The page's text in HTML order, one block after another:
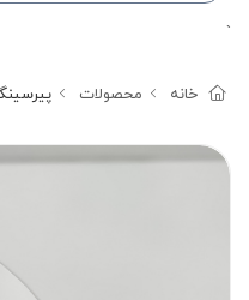
`
خانه محصولات